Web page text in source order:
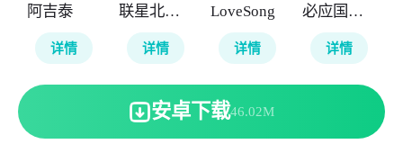
阿吉泰
详情
联星北斗街景地图
详情
LoveSong
详情
必应国际版
详情
安卓下载46.02M